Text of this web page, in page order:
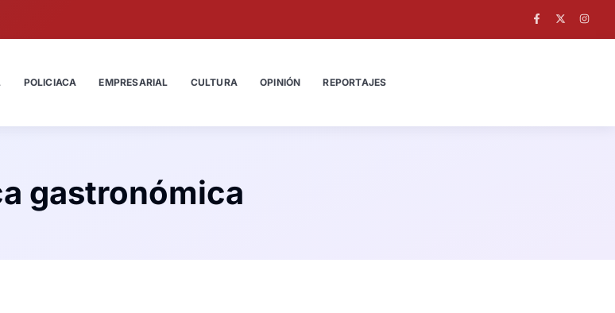
POLICIACA EMPRESARIAL CULTURA OPINIÓN REPORTAJES
gastronómica